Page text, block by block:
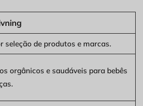
seleção de produtos e marcas.
orgânicos e saudáveis para bebês